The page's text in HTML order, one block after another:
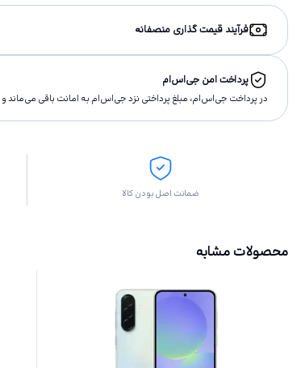
فرآیند قیمت گذاری منصفانه
پرداخت امن جی‌اس‌ام
در پرداخت جی‌اس‌ام، مبلغ پرداختى نزد جی‌اس‌ام به امانت باقى مى‌ماند
ضمانت اصل بودن کالا
محصولات مشابه